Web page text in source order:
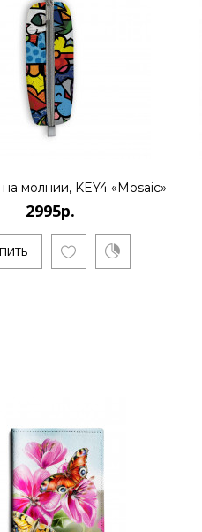
молнии, KEY4 «Mosaic»
2995р.